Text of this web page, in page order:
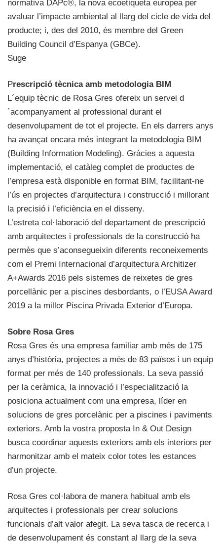
normativa DAPc®, la nova ecoetiqueta europea per
avaluar l’impacte ambiental al llarg del cicle de vida del
producte; i, des del 2010, és membre del Green
Building Council d’Espanya (GBCe).
Suge
Prescripció tècnica amb metodologia BIM
L´equip tècnic de Rosa Gres ofereix un servei d
´acompanyament al professional durant el
desenvolupament de tot el projecte. En els darrers anys
ha avançat encara més integrant la metodologia BIM
(Building Information Modeling). Gràcies a aquesta
implementació, el catàleg complet de productes de
l’empresa està disponible en format BIM, facilitant-ne
l’ús en projectes d’arquitectura i construcció i millorant
la precisió i l’eficiència en el disseny.
L’estreta col·laboració del departament de prescripció
amb arquitectes i professionals de la construcció ha
permès que s’aconsegueixin diferents reconeixements
com el Premi Internacional d’arquitectura Architizer
A+Awards 2016 pels sistemes de reixetes de gres
porcellànic per a piscines desbordants, o l’EUSA Award
2019 a la millor Piscina Privada Exterior d’Europa.
Sobre Rosa Gres
Rosa Gres és una empresa familiar amb més de 175
anys d’història, projectes a més de 83 països i un equip
format per més de 140 professionals. La seva passió
per la ceràmica, la innovació i l’especialització la
posiciona actualment com una empresa, líder en
solucions de gres porcelànic per a piscines i paviments
exteriors. Amb la vostra proposta In & Out Design
busca coordinar aquests exteriors amb els interiors per
harmonitzar amb el mateix color totes les estances
d’un projecte.
Rosa Gres col·labora de manera habitual amb els
arquitectes i professionals per crear solucions
funcionals d’alt valor afegit. La seva tasca de recerca i
de desenvolupament és constant al llarg de la seva